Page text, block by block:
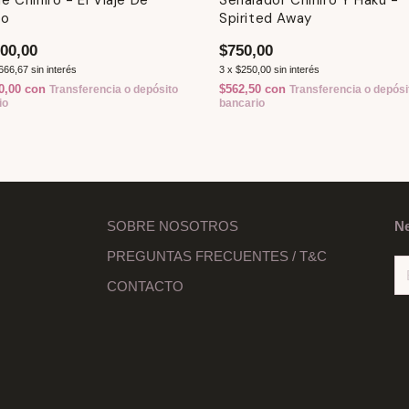
sin interés
con Transferencia o depósito
Spirited Away
$750,00
3 x $250,00 sin interés
$562,50 con Transferencia o
bancario
SOBRE NOSOTROS
PREGUNTAS FRECUENTES / T&C
CONTACTO